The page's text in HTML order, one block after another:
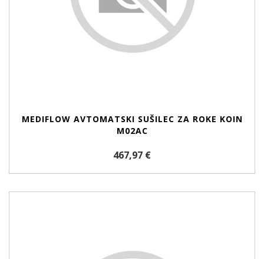
MEDIFLOW AVTOMATSKI SUŠILEC ZA ROKE KOIN
M02AC
467,97 €